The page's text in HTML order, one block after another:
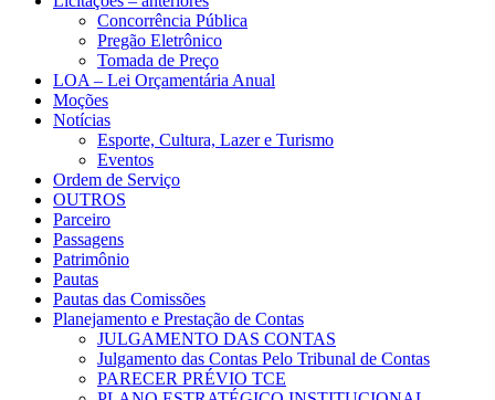
Concorrência Pública
Pregão Eletrônico
Tomada de Preço
LOA – Lei Orçamentária Anual
Moções
Notícias
Esporte, Cultura, Lazer e Turismo
Eventos
Ordem de Serviço
OUTROS
Parceiro
Passagens
Patrimônio
Pautas
Pautas das Comissões
Planejamento e Prestação de Contas
JULGAMENTO DAS CONTAS
Julgamento das Contas Pelo Tribunal de Contas
PARECER PRÉVIO TCE